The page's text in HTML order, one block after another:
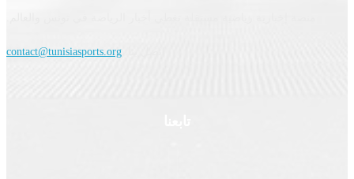
contact@tunisiasports.org